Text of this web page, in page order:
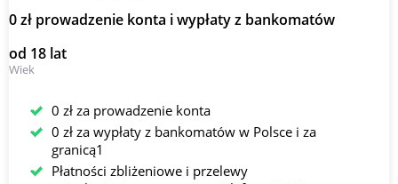
0 zł prowadzenie konta i wypłaty z bankomatów
od 18 lat
Wiek
0 zł za prowadzenie konta
0 zł za wypłaty z bankomatów w Polsce i za
granicą1
Płatności zbliżeniowe i przelewy